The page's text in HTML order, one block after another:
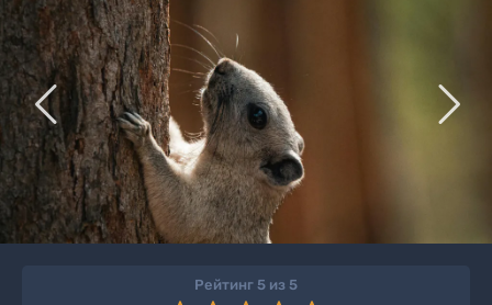
 
Рейтинг 5 из 5